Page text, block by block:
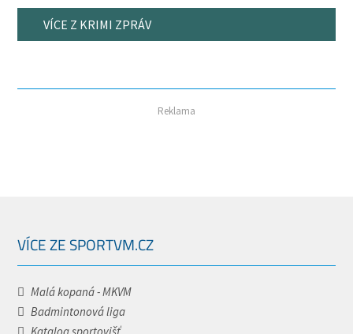
VÍCE Z KRIMI ZPRÁV
Reklama
VÍCE ZE SPORTVM.CZ
Malá kopaná - MKVM
Badmintonová liga